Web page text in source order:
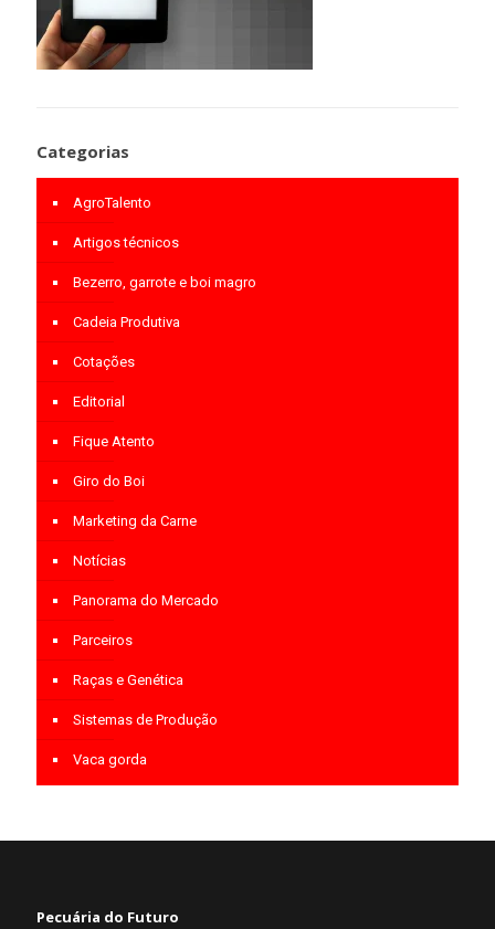
Categorias
AgroTalento
Artigos técnicos
Bezerro, garrote e boi magro
Cadeia Produtiva
Cotações
Editorial
Fique Atento
Giro do Boi
Marketing da Carne
Notícias
Panorama do Mercado
Parceiros
Raças e Genética
Sistemas de Produção
Vaca gorda
Pecuária do Futuro